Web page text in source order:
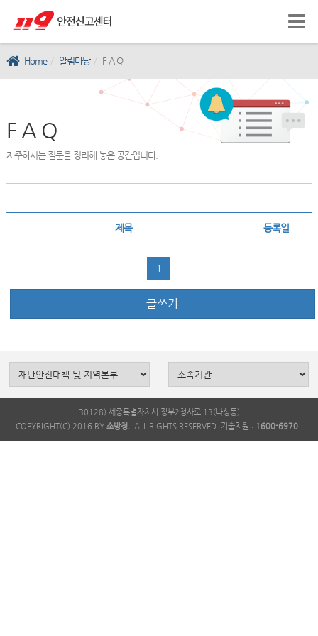
Home 알림마당 F A Q
F A Q
자주하시는 질문을 정리해 놓은 공간입니다.
제목 등록일
1
글쓰기
30128) 세종특별자치시 정부2청사로 13(나성동)
COPYRIGHT(C) 2016 BY 소방청. ALL RIGHTS RESERVED. 기술지원 : 1600-6970